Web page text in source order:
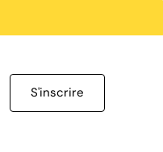
S'inscrire